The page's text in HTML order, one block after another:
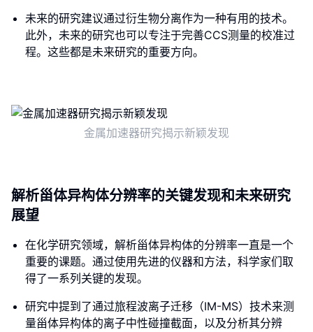
未来的研究建议通过衍生物分离作为一种有用的技术。
此外，未来的研究也可以专注于完善CCS测量的校准过
程。这些都是未来研究的重要方向。
金属加速器研究揭示新颖发现
解析甾体异构体分辨率的关键发现和未来研究
展望
在化学研究领域，解析甾体异构体的分辨率一直是一个
重要的课题。通过使用先进的仪器和方法，科学家们取
得了一系列关键的发现。
研究中提到了通过旅程波离子迁移（IM-MS）技术来测
量甾体异构体的离子中性碰撞截面，以及分析其分辨